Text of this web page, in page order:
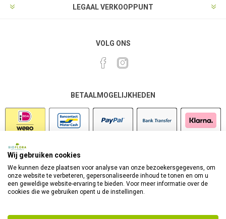
LEGAAL VERKOOPPUNT
VOLG ONS
BETAALMOGELIJKHEDEN
Wij gebruiken cookies
We kunnen deze plaatsen voor analyse van onze bezoekersgegevens, om
onze website te verbeteren, gepersonaliseerde inhoud te tonen en om u
een geweldige website-ervaring te bieden. Voor meer informatie over de
cookies die we gebruiken opent u de instellingen.